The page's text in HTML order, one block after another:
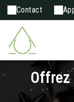
Contact
Offrez